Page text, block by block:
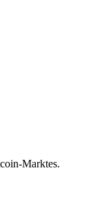
Marktes.